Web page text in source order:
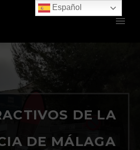
DE LA
DE MÁLAGA
Español